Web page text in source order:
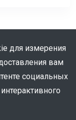
для измерения
вам
социальных